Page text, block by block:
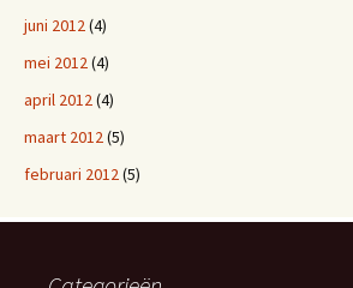
juni 2012(4)
mei 2012(4)
april 2012(4)
maart 2012(5)
februari 2012(5)